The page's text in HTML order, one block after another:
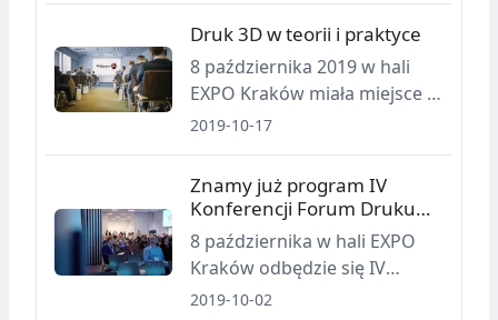
było dowiedzieć się więcej o
kondycji polskiej branży
druku 3D, a także poznać
praktyczne wskazówki i
zastosowania technologii
addytywnych.
Druk 3D w teorii i praktyce
8 października 2019 w hali
EXPO Kraków miała miejsce IV
Konferencja Forum Druku 3D.
było dowiedzieć się więcej o
kondycji polskiej branży
druku 3D, a także poznać
praktyczne wskazówki i
zastosowania technologii
addytywnych.
2019-10-17
Znamy już program IV
Konferencji Forum Druku
3D
8 października w hali EXPO
Kraków odbędzie się IV
Konferencja Forum Druku 3D.
2019-10-02